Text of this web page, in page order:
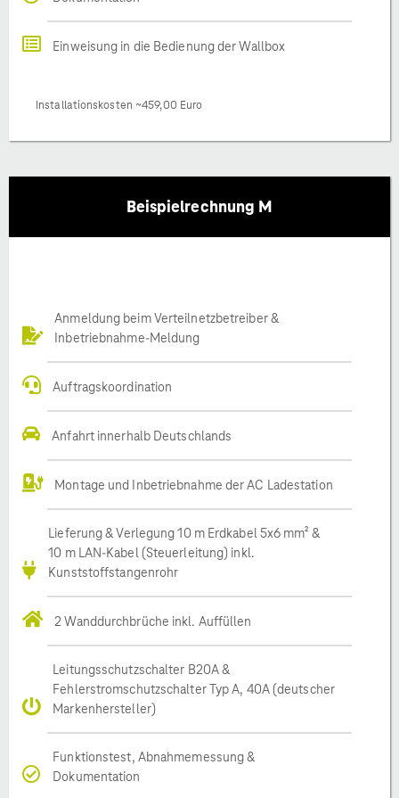
Einweisung in die Bedienung der Wallbox
Installationskosten ~459,00 Euro
Beispielrechnung M
Anmeldung beim Verteilnetzbetreiber &
Inbetriebnahme-Meldung
Auftragskoordination
Anfahrt innerhalb Deutschlands
Montage und Inbetriebnahme der AC Ladestation
Lieferung & Verlegung 10 m Erdkabel 5x6 mm² &
10 m LAN-Kabel (Steuerleitung) inkl.
Kunststoffstangenrohr
2 Wanddurchbrüche inkl. Auffüllen
Leitungsschutzschalter B20A &
Fehlerstromschutzschalter Typ A, 40A (deutscher
Markenhersteller)
Funktionstest, Abnahmemessung &
Dokumentation